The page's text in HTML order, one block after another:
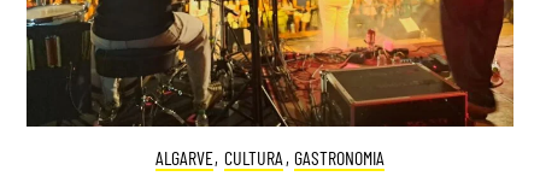
ALGARVE, CULTURA , GASTRONOMIA